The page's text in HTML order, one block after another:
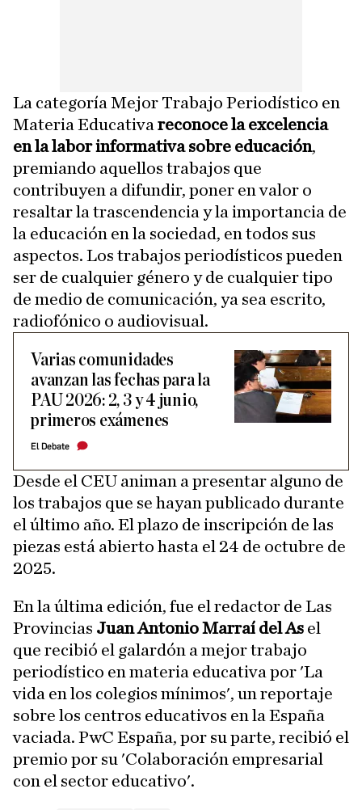
La categoría Mejor Trabajo Periodístico en
Materia Educativa reconoce la excelencia
en la labor informativa sobre educación,
premiando aquellos trabajos que
contribuyen a difundir, poner en valor o
resaltar la trascendencia y la importancia de
la educación en la sociedad, en todos sus
aspectos. Los trabajos periodísticos pueden
ser de cualquier género y de cualquier tipo
de medio de comunicación, ya sea escrito,
radiofónico o audiovisual.
Varias comunidades
avanzan las fechas para la
PAU 2026: 2, 3 y 4 junio,
primeros exámenes
El Debate
Desde el CEU animan a presentar alguno de
los trabajos que se hayan publicado durante
el último año. El plazo de inscripción de las
piezas está abierto hasta el 24 de octubre de
2025.
En la última edición, fue el redactor de Las
Provincias Juan Antonio Marraí del As el
que recibió el galardón a mejor trabajo
periodístico en materia educativa por 'La
vida en los colegios mínimos', un reportaje
sobre los centros educativos en la España
vaciada. PwC España, por su parte, recibió el
premio por su 'Colaboración empresarial
con el sector educativo'.